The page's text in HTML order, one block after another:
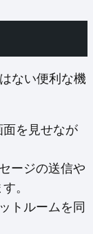
ない便利な機
を見せなが
ージの送信や
。
トルームを同